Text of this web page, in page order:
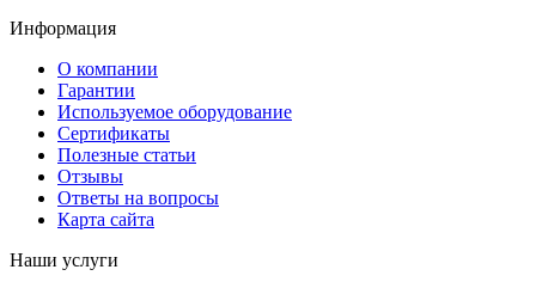
Информация
О компании
Гарантии
Используемое оборудование
Сертификаты
Полезные статьи
Отзывы
Ответы на вопросы
Карта сайта
Наши услуги